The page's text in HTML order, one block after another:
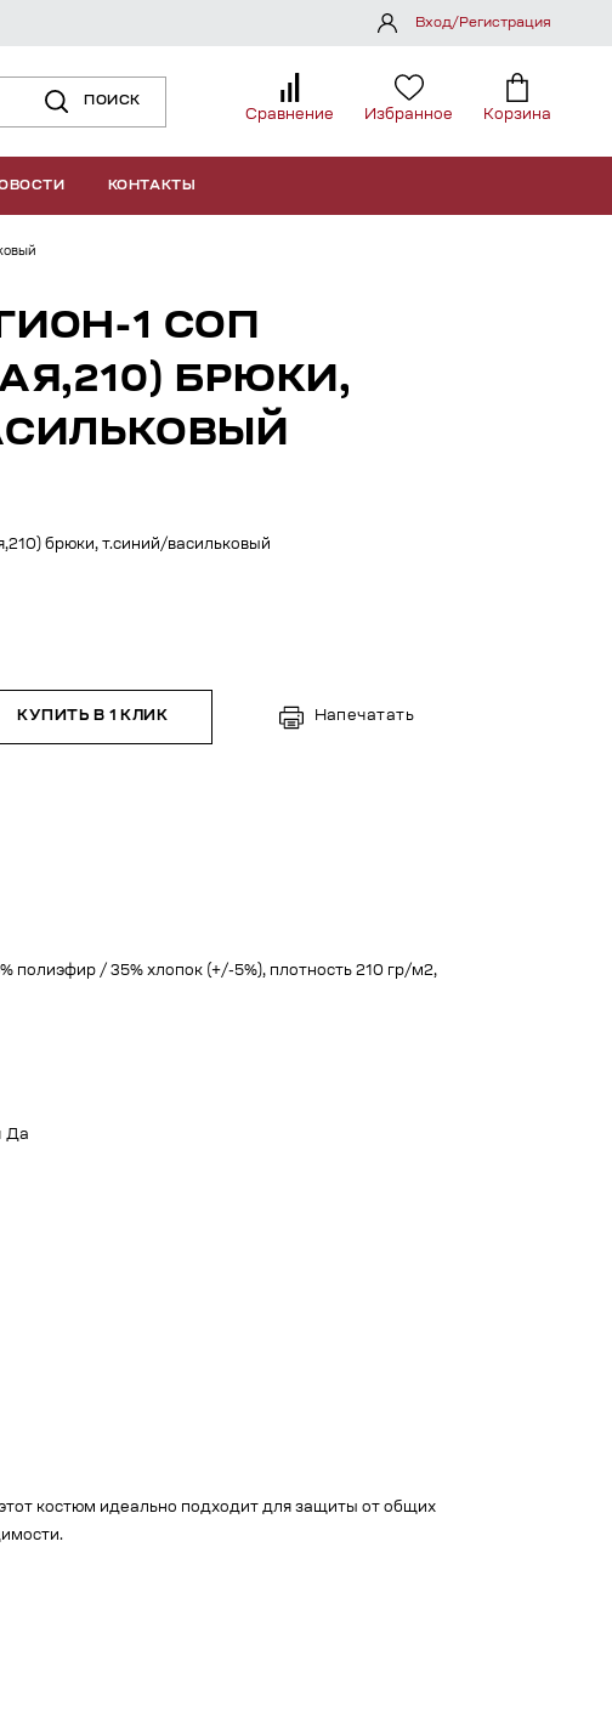
ПОИСК
Сравнение Избранное Корзина
КОНТАКТЫ
Вход/Регистрация
1 СОП
БРЮКИ,
брюки, т.синий/васильковый
КУПИТЬ В 1 КЛИК Напечатать
полиэфир / 35% хлопок (+/-5%), плотность 210 гр/м2,
Да
костюм идеально подходит для защиты от общих